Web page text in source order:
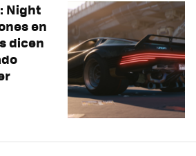
Night
en
dicen